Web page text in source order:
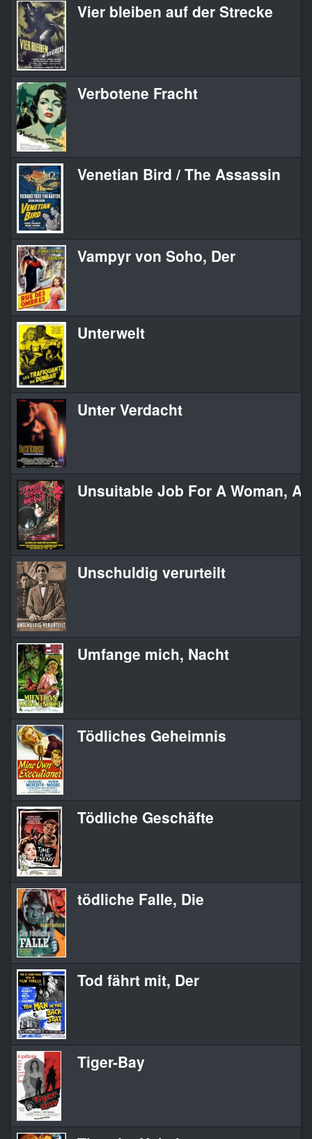
Vier bleiben auf der Strecke
Verbotene Fracht
Venetian Bird / The Assassin
Vampyr von Soho, Der
Unterwelt
Unter Verdacht
Unsuitable Job For A Woman, An
Unschuldig verurteilt
Umfange mich, Nacht
Tödliches Geheimnis
Tödliche Geschäfte
tödliche Falle, Die
Tod fährt mit, Der
Tiger-Bay